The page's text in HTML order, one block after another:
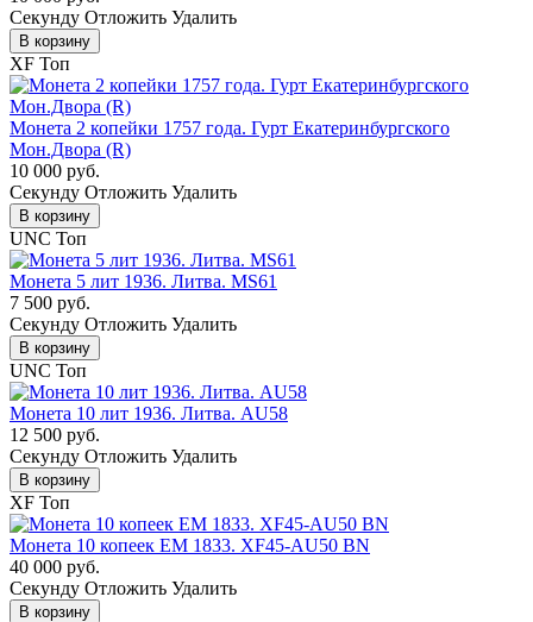
Cекунду Отложить Удалить
В корзину
XF Топ
Монета 2 копейки 1757 года. Гурт Екатеринбургского
Мон.Двора (R)
10 000 руб.
Cекунду Отложить Удалить
В корзину
UNC Топ
Монета 5 лит 1936. Литва. MS61
7 500 руб.
Cекунду Отложить Удалить
В корзину
UNC Топ
Монета 10 лит 1936. Литва. AU58
12 500 руб.
Cекунду Отложить Удалить
В корзину
XF Топ
Монета 10 копеек ЕМ 1833. XF45-AU50 BN
40 000 руб.
Cекунду Отложить Удалить
В корзину